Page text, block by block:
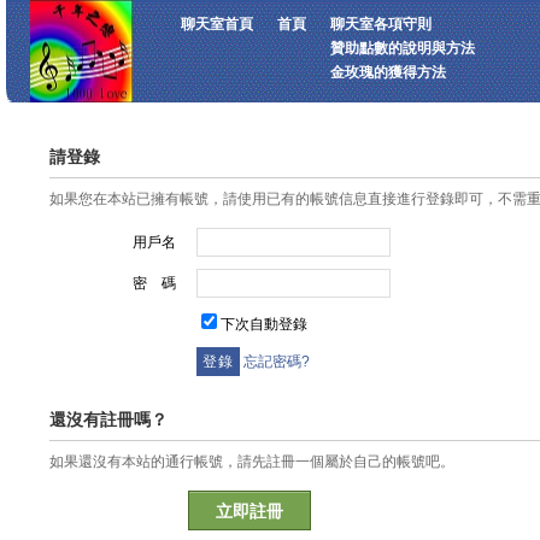
聊天室首頁 首頁
聊天室各項守則
贊助點數的說明與方法
金玫瑰的獲得方法
請登錄
如果您在本站已擁有帳號，請使用已有的帳號信息直接進行登錄即可，不需
用戶名
密 碼
下次自動登錄
忘記密碼?
還沒有註冊嗎？
如果還沒有本站的通行帳號，請先註冊一個屬於自己的帳號吧。
立即註冊